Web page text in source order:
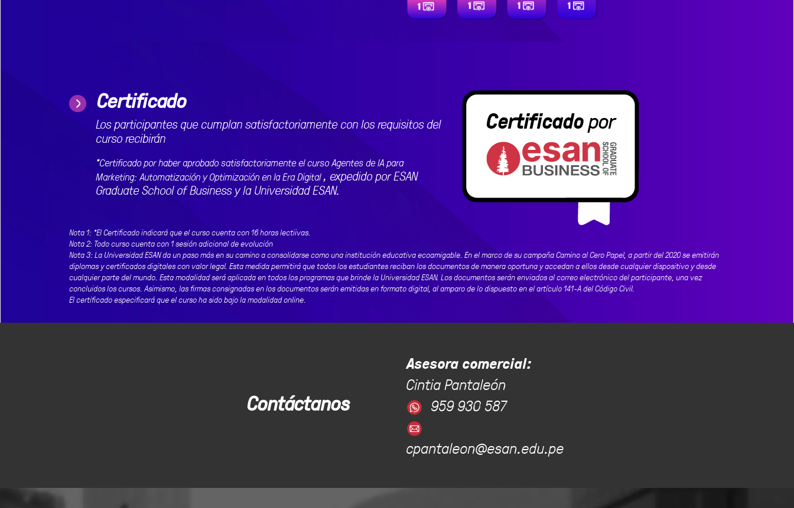
Certificado
Los participantes que cumplan satisfactoriamente con los requisitos del
curso recibirán
*Certificado por haber aprobado satisfactoriamente el cursoAgentes de IA para
Marketing: Automatización y Optimización en la Era Digital , expedido por ESAN
Graduate School of Business y la Universidad ESAN.
Nota 1: *El Certificado indicará que el curso cuenta con 16 horas lectiivas.
Nota 2: Todo curso cuenta con 1 sesión adicional de evolución
Nota 3: La Universidad ESAN da un paso más en su camino a consolidarse como una institución educativa ecoamigable. En el marco de su campaña Camino al Cero Papel, a partir del 2020 se emitirán
diplomas y certificados digitales con valor legal. Esta medida permitirá que todos los estudiantes reciban los documentos de manera oportuna y accedan a ellos desde cualquier dispositivo y desde
cualquier parte del mundo. Esta modalidad será aplicada en todos los programas que brinde la Universidad ESAN. Los documentos serán enviados al correo electrónico del participante, una vez
concluidos los cursos. Asimismo, las firmas consignadas en los documentos serán emitidas en formato digital, al amparo de lo dispuesto en el artículo 141-A del Código Civil.
El certificado especificará que el curso ha sido bajo la modalidad online.
Contáctanos
Asesora comercial:
Cintia Pantaleón
959 930 587
cpantaleon@esan.edu.pe